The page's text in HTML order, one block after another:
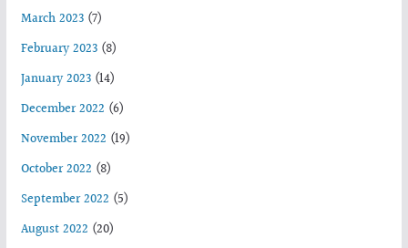
March 2023(7)
February 2023(8)
January 2023(14)
December 2022 (6)
November 2022 (19)
October 2022 (8)
September 2022 (5)
August 2022 (20)